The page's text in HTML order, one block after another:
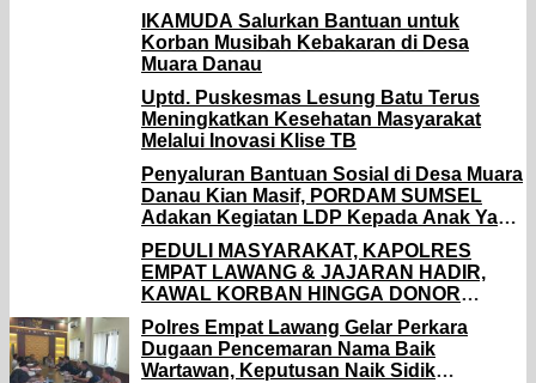
IKAMUDA Salurkan Bantuan untuk
Korban Musibah Kebakaran di Desa
Muara Danau
Uptd. Puskesmas Lesung Batu Terus
Meningkatkan Kesehatan Masyarakat
Melalui Inovasi Klise TB
Penyaluran Bantuan Sosial di Desa Muara
Danau Kian Masif, PORDAM SUMSEL
Adakan Kegiatan LDP Kepada Anak Yang
Terdampak
PEDULI MASYARAKAT, KAPOLRES
EMPAT LAWANG & JAJARAN HADIR,
KAWAL KORBAN HINGGA DONOR
DARAH TERPENUHI
Polres Empat Lawang Gelar Perkara
Dugaan Pencemaran Nama Baik
Wartawan, Keputusan Naik Sidik